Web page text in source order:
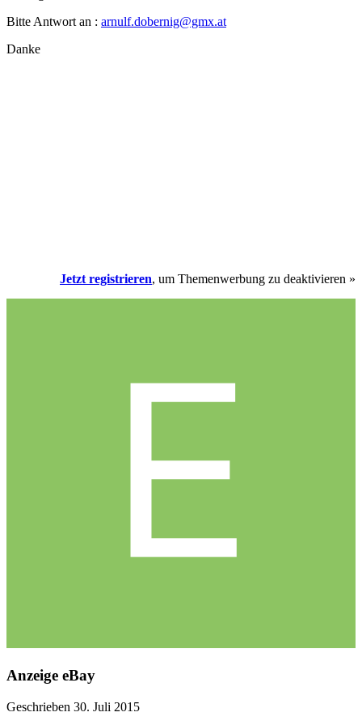
Bitte Antwort an : arnulf.dobernig@gmx.at
Danke
Jetzt registrieren, um Themenwerbung zu deaktivieren »
Anzeige eBay
Geschrieben 30. Juli 2015